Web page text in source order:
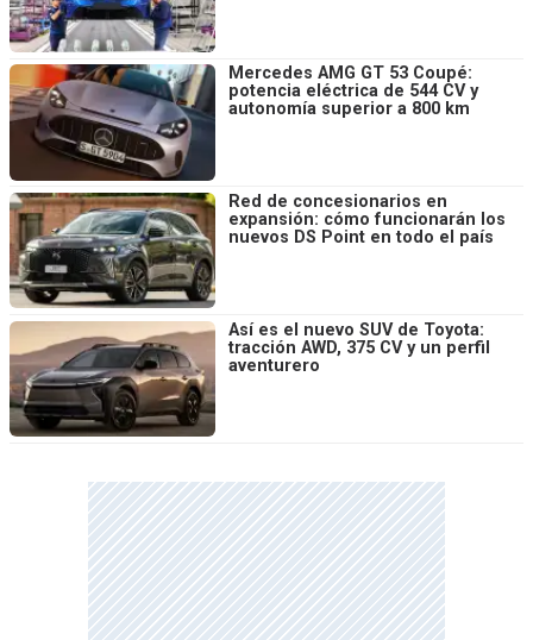
Mercedes AMG GT 53 Coupé:
potencia eléctrica de 544 CV y
autonomía superior a 800 km
Red de concesionarios en
expansión: cómo funcionarán los
nuevos DS Point en todo el país
Así es el nuevo SUV de Toyota:
tracción AWD, 375 CV y un perfil
aventurero